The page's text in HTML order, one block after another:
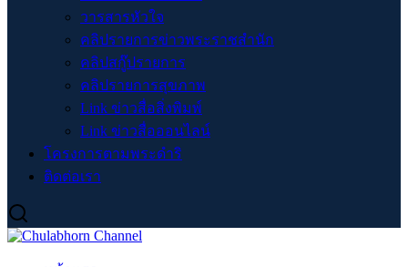
วารสารหัวใจ
คลิปรายการข่าวพระราชสำนัก
คลิปสกู๊ปรายการ
คลิปรายการสุขภาพ
Link ข่าวสื่อสิ่งพิมพ์
Link ข่าวสื่อออนไลน์
โครงการตามพระดำริ
ติดต่อเรา